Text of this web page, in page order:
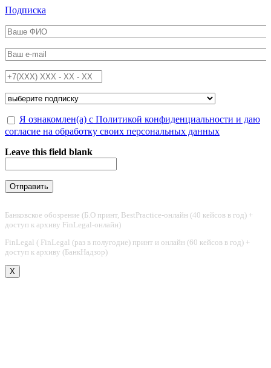
Перейти к основному содержанию
Подписка
ФИО*
Email*
Телефон*
Подписка на*
Обработка персональных данных*
Я ознакомлен(а) с Политикой конфиденциальности и даю
согласие на обработку своих персональных данных
Leave this field blank
Банковское обозрение (Б.О принт, BestPractice-онлайн (40 кейсов в год) +
доступ к архиву FinLegal-онлайн)
FinLegal ( FinLegal (раз в полугодие) принт и онлайн (60 кейсов в год) +
доступ к архиву (БанкНадзор)
X